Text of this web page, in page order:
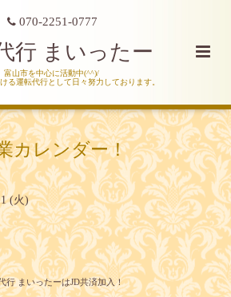
070-2251-0777
行 まいったー
富山市を中心に活動中(^^)/
る運転代行として日々努力しております。
カレンダー！
(火)
行 まいったーはJD共済加入！